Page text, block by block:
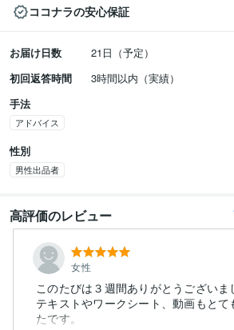
ココナラの安心保証
お届け日数
21日（予定）
初回返答時間
3時間以内（実績）
手法
アドバイス
性別
男性出品者
高評価のレビュー
女性
このたびは３週間ありがとうございま
テキストやワークシート、動画もとて